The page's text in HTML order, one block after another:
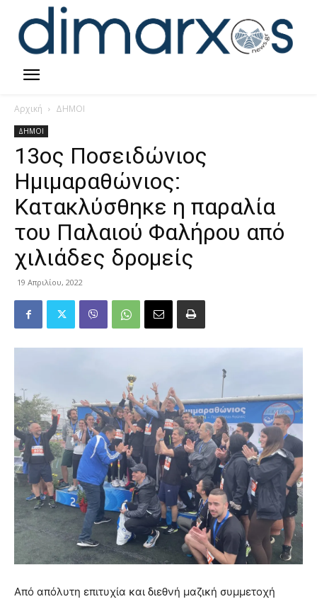
Αρχική ΔΗΜΟΙ
ΔΗΜΟΙ
13ος Ποσειδώνιος
Ημιμαραθώνιος:
Κατακλύσθηκε η παραλία
του Παλαιού Φαλήρου από
χιλιάδες δρομείς
19 Απριλίου, 2022
Από απόλυτη επιτυχία και διεθνή μαζική συμμετοχή